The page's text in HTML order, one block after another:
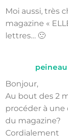
Moi aussi, très
magazine «
lettres… 🙁
peineau
Bonjour,
Au bout des 2
procéder à
du magazine?
Cordialement